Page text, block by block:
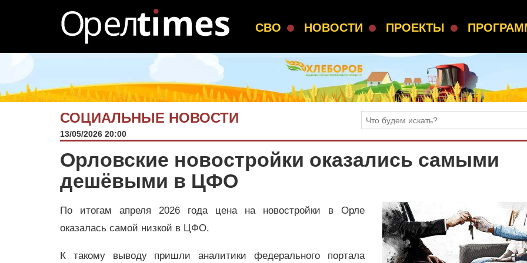
СВО НОВОСТИ ПРОЕКТЫ
СОЦИАЛЬНЫЕ НОВОСТИ
13/05/2026 20:00
Орловские новостройки оказались самыми
дешёвыми в ЦФО
По итогам апреля 2026 года цена на новостройки в Орле
оказалась самой низкой в ЦФО.
К такому выводу пришли аналитики федерального портала